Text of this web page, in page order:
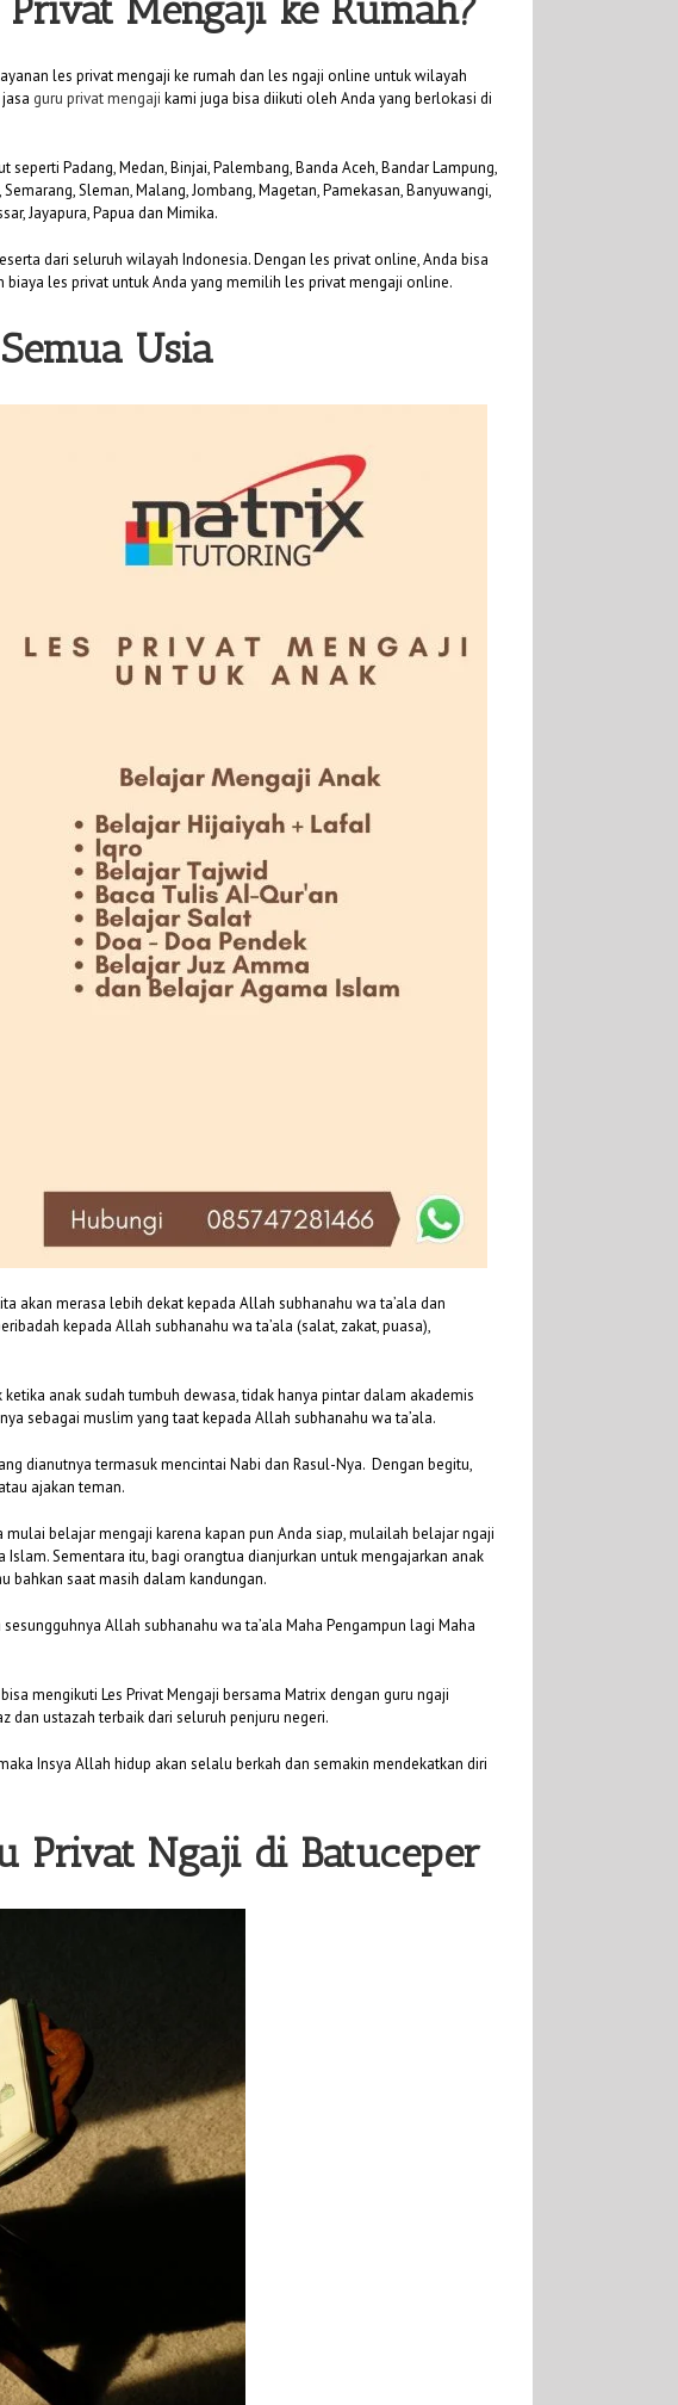
les privat mengaji ke rumah dan les ngaji online untuk wilayah
guru privat mengaji kami juga bisa diikuti oleh Anda yang berlokasi di
Padang, Medan, Binjai, Palembang, Banda Aceh, Bandar Lampung,
Sleman, Malang, Jombang, Magetan, Pamekasan, Banyuwangi,
Jayapura, Papua dan Mimika.
dari seluruh wilayah Indonesia. Dengan les privat online, Anda bisa
les privat untuk Anda yang memilih les privat mengaji online.
Usia
akan merasa lebih dekat kepada Allah subhanahu wa ta’ala dan
kepada Allah subhanahu wa ta’ala (salat, zakat, puasa),
anak sudah tumbuh dewasa, tidak hanya pintar dalam akademis
sebagai muslim yang taat kepada Allah subhanahu wa ta’ala.
dianutnya termasuk mencintai Nabi dan Rasul-Nya. Dengan begitu,
ajakan teman.
belajar mengaji karena kapan pun Anda siap, mulailah belajar ngaji
Sementara itu, bagi orangtua dianjurkan untuk mengajarkan anak
bahkan saat masih dalam kandungan.
Allah subhanahu wa ta’ala Maha Pengampun lagi Maha
mengikuti Les Privat Mengaji bersama Matrix dengan guru ngaji
dan ustazah terbaik dari seluruh penjuru negeri.
Insya Allah hidup akan selalu berkah dan semakin mendekatkan diri
Privat Ngaji di Batuceper